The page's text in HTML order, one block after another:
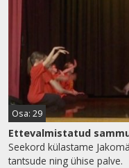
Osa: 29
Ettevalmistatud
Seekord külastame
tantsude ning ühise palve.